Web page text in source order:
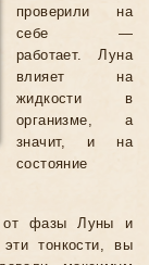
проверили на
себе —
работает. Луна
влияет на
жидкости в
организме, а
значит, и на
состояние
от фазы Луны и
тонкости, вы